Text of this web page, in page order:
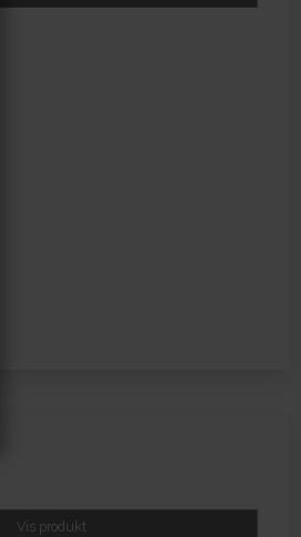
Vis produkt